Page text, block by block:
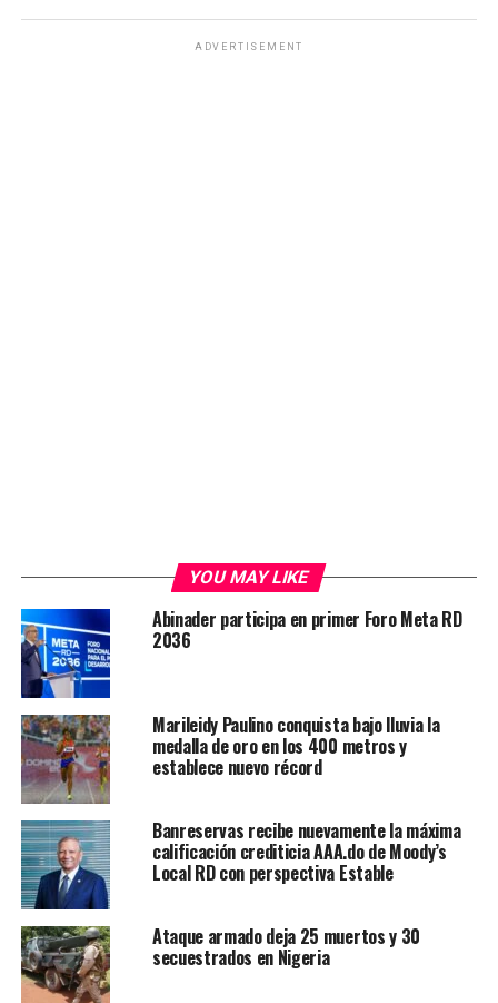
ADVERTISEMENT
YOU MAY LIKE
Abinader participa en primer Foro Meta RD
2036
Marileidy Paulino conquista bajo lluvia la
medalla de oro en los 400 metros y
establece nuevo récord
Banreservas recibe nuevamente la máxima
calificación crediticia AAA.do de Moody’s
Local RD con perspectiva Estable
Ataque armado deja 25 muertos y 30
secuestrados en Nigeria